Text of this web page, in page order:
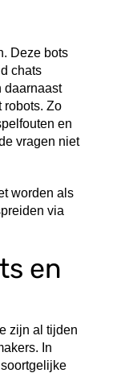
Deze bots
chats
daarnaast
robots. Zo
en
vragen niet
worden als
via
en
zijn al tijden
In